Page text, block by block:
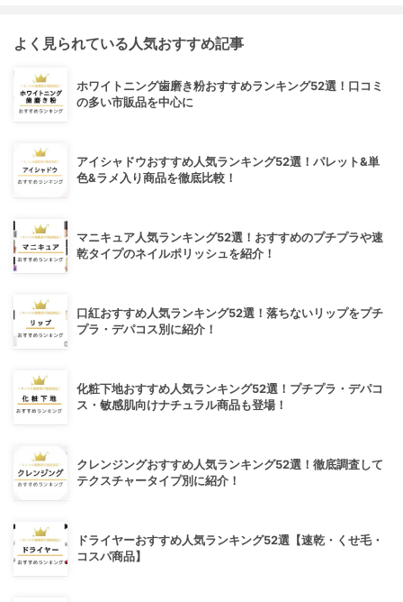
よく見られている人気おすすめ記事
ホワイトニング歯磨き粉おすすめランキング52選！口コミ
の多い市販品を中心に
アイシャドウおすすめ人気ランキング52選！パレット&単
色&ラメ入り商品を徹底比較！
マニキュア人気ランキング52選！おすすめのプチプラや速
乾タイプのネイルポリッシュを紹介！
口紅おすすめ人気ランキング52選！落ちないリップをプチ
プラ・デパコス別に紹介！
化粧下地おすすめ人気ランキング52選！プチプラ・デパコ
ス・敏感肌向けナチュラル商品も登場！
クレンジングおすすめ人気ランキング52選！徹底調査して
テクスチャータイプ別に紹介！
ドライヤーおすすめ人気ランキング52選【速乾・くせ毛・
コスパ商品】